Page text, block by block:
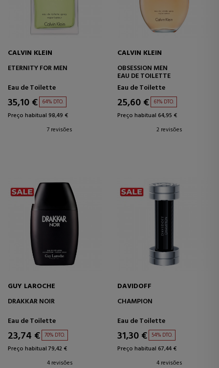
CALVIN KLEIN
ETERNITY FOR MEN
Eau de Toilette
35,10 € 64% DTO.
Preço habitual 98,49 €
7 revisões
CALVIN KLEIN
OBSESSION MEN
EAU DE TOILETTE
Eau de Toilette
25,60 € 61% DTO.
Preço habitual 64,95 €
2 revisões
GUY LAROCHE
DRAKKAR NOIR
Eau de Toilette
23,74 € 70% DTO.
Preço habitual 79,42 €
4 revisões
DAVIDOFF
CHAMPION
Eau de Toilette
31,30 € 54% DTO.
Preço habitual 67,44 €
4 revisões